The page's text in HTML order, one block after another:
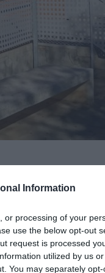
Information
or processing of your
use the below opt-out
request is processed
utilized by us
You may separately
completo
Sanitatha
medida